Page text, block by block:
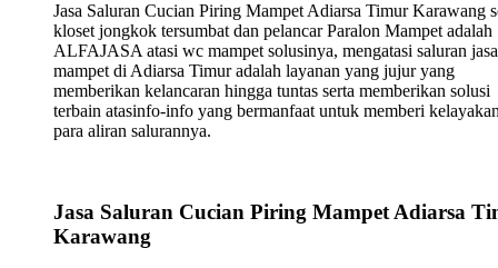
Jasa Saluran Cucian Piring Mampet Adiarsa Timur Karawang
kloset jongkok tersumbat dan pelancar Paralon Mampet adalah
ALFAJASA atasi wc mampet solusinya, mengatasi saluran jasa
mampet di Adiarsa Timur adalah layanan yang jujur yang
memberikan kelancaran hingga tuntas serta memberikan solusi
terbain atasinfo-info yang bermanfaat untuk memberi
para aliran salurannya.
Jasa Saluran Cucian Piring Mampet Adiarsa
Karawang